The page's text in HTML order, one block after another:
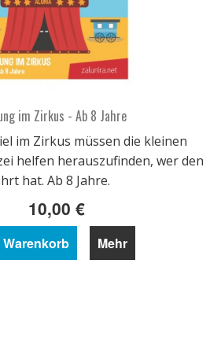
im Zirkus - Ab 8 Jahre
im Zirkus müssen die kleinen
helfen herauszufinden, wer den
hat. Ab 8 Jahre.
10,00 €
Warenkorb Mehr